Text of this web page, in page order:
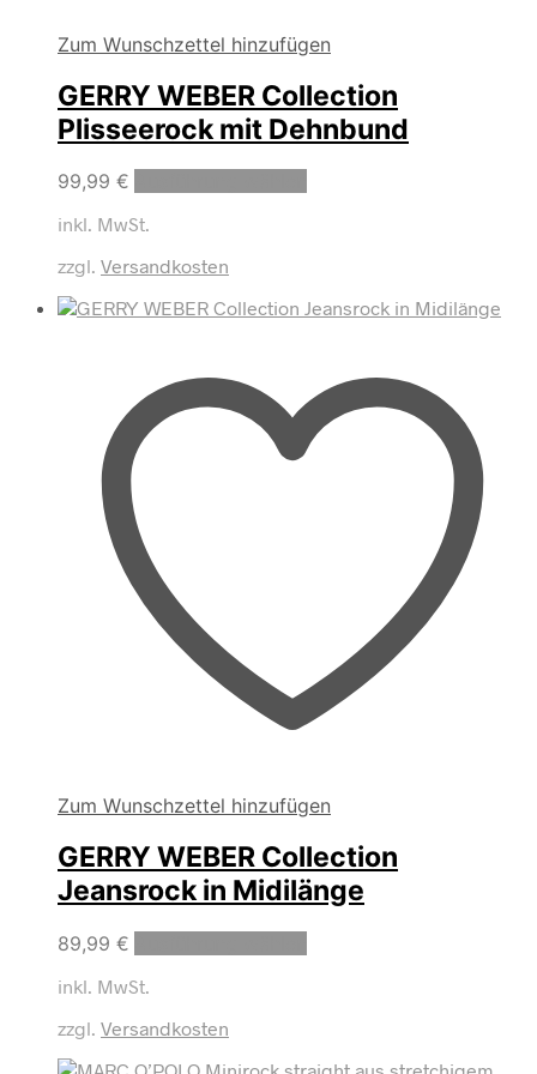
Zum Wunschzettel hinzufügen
GERRY WEBER Collection
Plisseerock mit Dehnbund
99,99 €
Die
auf
der
Produktseite
gewählt
inkl. MwSt.
zzgl. Versandkosten
Zum Wunschzettel hinzufügen
GERRY WEBER Collection
Jeansrock in Midilänge
89,99 €
inkl. MwSt.
zzgl. Versandkosten